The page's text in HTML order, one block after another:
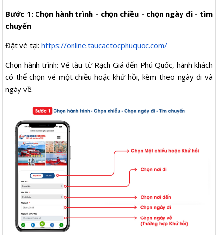
Bước 1: Chọn hành trình - chọn chiều - chọn ngày đi - tìm
chuyến
Đặt vé tại: https://online.taucaotocphuquoc.com/
Chọn hành trình: Vé tàu từ Rạch Giá đến Phú Quốc, hành khách
có thể chọn vé một chiều hoặc khứ hồi, kèm theo ngày đi và
ngày về.